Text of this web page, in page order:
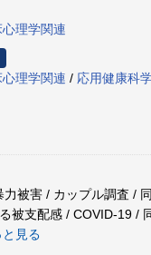
理学関連
理学関連 / 応用健康科
力被害 / カップル調査 /
被支配感 / COVID-19 /
と見る